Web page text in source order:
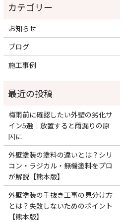
お知らせ
ブログ
施工事例
梅雨前に確認したい外壁の劣化サ
イン5選｜放置すると雨漏りの原
因に
外壁塗装の塗料の違いとは？シリ
コン・ラジカル・無機塗料をプロ
が解説【熊本版】
外壁塗装の手抜き工事の見分け方
とは？失敗しないためのポイント
【熊本版】